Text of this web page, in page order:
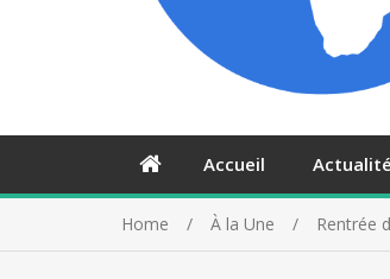
Accueil
Home À la Une Rentrée